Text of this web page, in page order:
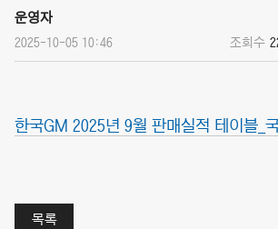
운영자
2025-10-05 10:46 조회수
한국GM 2025년 9월 판매실적 테이블_
목록